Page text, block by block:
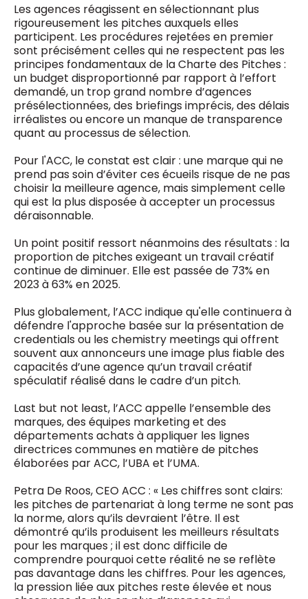
Les agences réagissent en sélectionnant plus
rigoureusement les pitches auxquels elles
participent. Les procédures rejetées en premier
sont précisément celles qui ne respectent pas les
principes fondamentaux de la Charte des Pitches :
un budget disproportionné par rapport à l’effort
demandé, un trop grand nombre d’agences
présélectionnées, des briefings imprécis, des délais
irréalistes ou encore un manque de transparence
quant au processus de sélection.
Pour l'ACC, le constat est clair : une marque qui ne
prend pas soin d’éviter ces écueils risque de ne pas
choisir la meilleure agence, mais simplement celle
qui est la plus disposée à accepter un processus
déraisonnable.
Un point positif ressort néanmoins des résultats : la
proportion de pitches exigeant un travail créatif
continue de diminuer. Elle est passée de 73% en
2023 à 63% en 2025.
Plus globalement, l’ACC indique qu'elle continuera à
défendre l'approche basée sur la présentation de
credentials ou les chemistry meetings qui offrent
souvent aux annonceurs une image plus fiable des
capacités d’une agence qu’un travail créatif
spéculatif réalisé dans le cadre d’un pitch.
Last but not least, l’ACC appelle l’ensemble des
marques, des équipes marketing et des
départements achats à appliquer les lignes
directrices communes en matière de pitches
élaborées par ACC, l’UBA et l’UMA.
Petra De Roos, CEO ACC : « Les chiffres sont clairs:
les pitches de partenariat à long terme ne sont pas
la norme, alors qu’ils devraient l’être. Il est
démontré qu’ils produisent les meilleurs résultats
pour les marques ; il est donc difficile de
comprendre pourquoi cette réalité ne se reflète
pas davantage dans les chiffres. Pour les agences,
la pression liée aux pitches reste élevée et nous